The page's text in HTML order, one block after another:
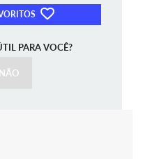
PARA VOCÊ?
NÃO